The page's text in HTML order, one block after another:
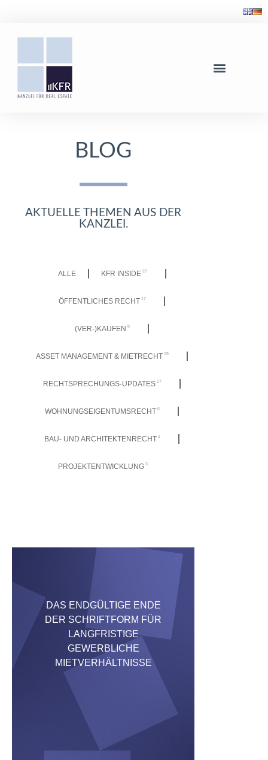
BLOG
AKTUELLE THEMEN AUS DER
KANZLEI.
ALLE KFR INSIDE 27
ÖFFENTLICHES RECHT 17
(VER-)KAUFEN 8
ASSET MANAGEMENT & MIETRECHT 19
RECHTSPRECHUNGS-UPDATES 17
WOHNUNGSEIGENTUMSRECHT 6
BAU- UND ARCHITEKTENRECHT 2
PROJEKTENTWICKLUNG 3
DAS ENDGÜLTIGE ENDE
DER SCHRIFTFORM FÜR
LANGFRISTIGE
GEWERBLICHE
MIETVERHÄLTNISSE